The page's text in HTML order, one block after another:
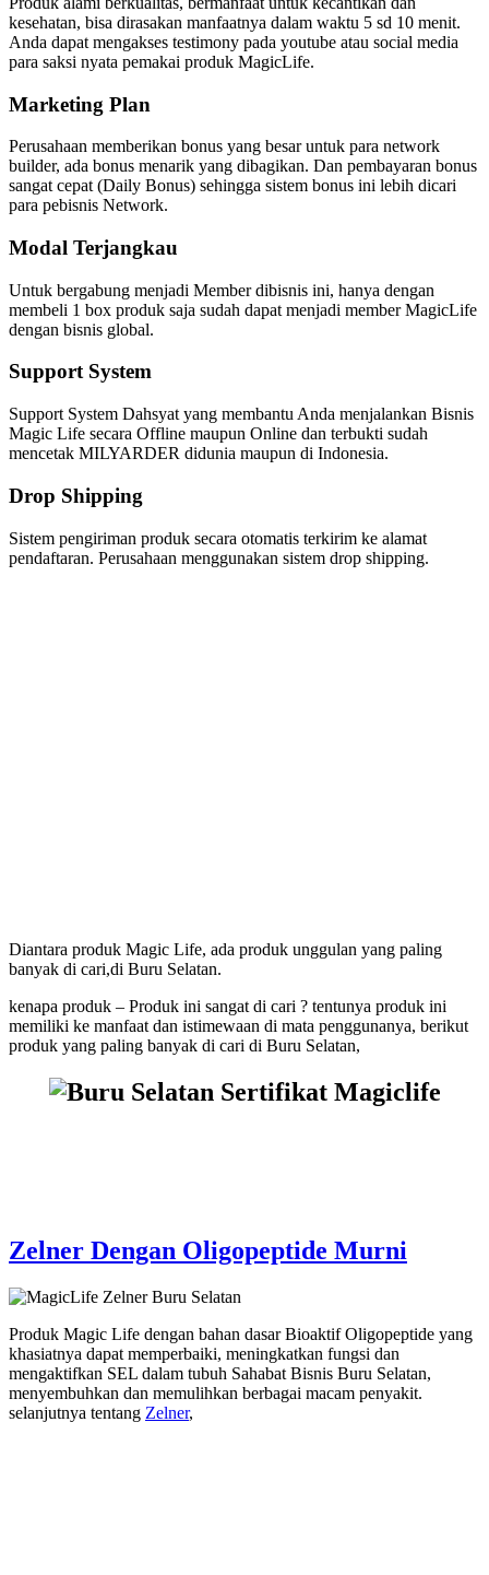
kesehatan, bisa dirasakan manfaatnya dalam waktu 5 sd 10 menit.
Anda dapat mengakses testimony pada youtube atau social media
para saksi nyata pemakai produk MagicLife.
Marketing Plan
Perusahaan memberikan bonus yang besar untuk para network
builder, ada bonus menarik yang dibagikan. Dan pembayaran bonus
sangat cepat (Daily Bonus) sehingga sistem bonus ini lebih dicari
para pebisnis Network.
Modal Terjangkau
Untuk bergabung menjadi Member dibisnis ini, hanya dengan
membeli 1 box produk saja sudah dapat menjadi member MagicLife
dengan bisnis global.
Support System
Support System Dahsyat yang membantu Anda menjalankan Bisnis
Magic Life secara Offline maupun Online dan terbukti sudah
mencetak MILYARDER didunia maupun di Indonesia.
Drop Shipping
Sistem pengiriman produk secara otomatis terkirim ke alamat
pendaftaran. Perusahaan menggunakan sistem drop shipping.
Diantara produk Magic Life, ada produk unggulan yang paling
banyak di cari,di Buru Selatan.
kenapa produk – Produk ini sangat di cari ? tentunya produk ini
memiliki ke manfaat dan istimewaan di mata penggunanya, berikut
produk yang paling banyak di cari di Buru Selatan,
Zelner Dengan Oligopeptide Murni
Produk Magic Life dengan bahan dasar Bioaktif Oligopeptide yang
khasiatnya dapat memperbaiki, meningkatkan fungsi dan
mengaktifkan SEL dalam tubuh Sahabat Bisnis Buru Selatan,
menyembuhkan dan memulihkan berbagai macam penyakit.
selanjutnya tentang Zelner,